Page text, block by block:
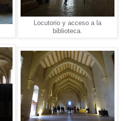
Locutorio y acceso a la
biblioteca.